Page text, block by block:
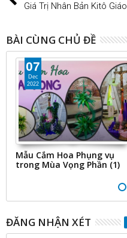
Giá Trị Nhân Bản Kitô Giáo
BÀI CÙNG CHỦ ĐỀ
03
Oct
2017
Cách Đan Lá, Tỉa Lá, Uốn
Lá Tạo Hình Trong Cắm
ĐĂNG NHẬN XÉT